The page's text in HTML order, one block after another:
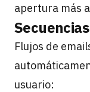
apertura más
Flujos de
usuario: